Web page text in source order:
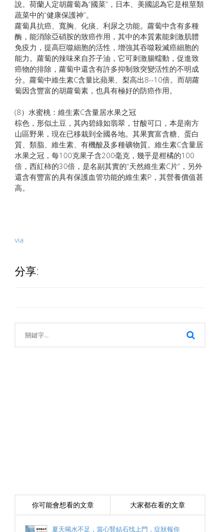
說。荷蘭人定胡蘿蔔為“國菜”，日本、美國認為它是根莖類
蔬菜中的“健康保護神”。
蘿蔔具抗癌、寬胸、化痰、利尿之功能。蘿蔔中含有多種
酶，能消除亞硝胺的致癌作用，其中的本質素能刺激肌體
免疫力，提高巨噬細胞的活性，增強其吞噬殺滅癌細胞的
能力。蘿蔔的辣味來自芥子油，它可刺激腸蠕動，促進致
癌物的排除，蘿蔔中還含有許多抑制致突變活性的不明成
分。蘿蔔中維生素C含量比蘋果、梨高出8--10倍。而胡蘿
蔔因含豐富的胡蘿蔔素，也具有極好的防癌作用。
(8）水蜜桃：維生素C含量居水果之冠
棕色，形似土豆，其內碧綠如翡翠，甘酸可口，本是南方
山區野果，現在已移栽到全國各地。其果實富含糖、蛋白
質、類脂、維生素、有機酸及多種礦物質。維生素C含量居
水果之冠，每100克果子含200毫克，幾乎是柑橘的100
倍，西紅柿的30倍，是名副其實的“天然維生素C片”，另外
還含有豐富的具有保護血管功能的維生素P，其營養價值甚
高。
via
分享:
你可能會想看的文章 大家都在看的文章
夏天喝水不足，當心腎結石找上門，症狀報你